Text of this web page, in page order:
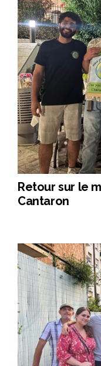
Retour sur le
Cantaron